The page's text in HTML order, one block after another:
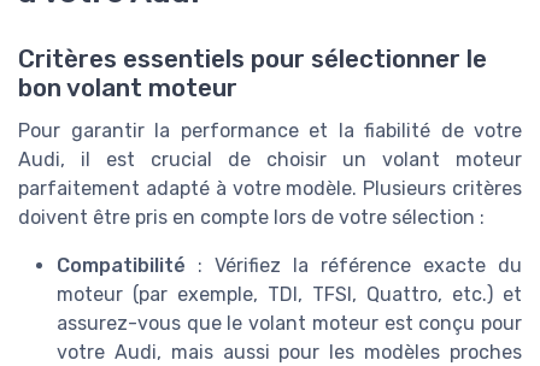
Critères essentiels pour sélectionner le
bon volant moteur
Pour garantir la performance et la fiabilité de votre
Audi, il est crucial de choisir un volant moteur
parfaitement adapté à votre modèle. Plusieurs critères
doivent être pris en compte lors de votre sélection :
Compatibilité : Vérifiez la référence exacte du
moteur (par exemple, TDI, TFSI, Quattro, etc.) et
assurez-vous que le volant moteur est conçu pour
votre Audi, mais aussi pour les modèles proches